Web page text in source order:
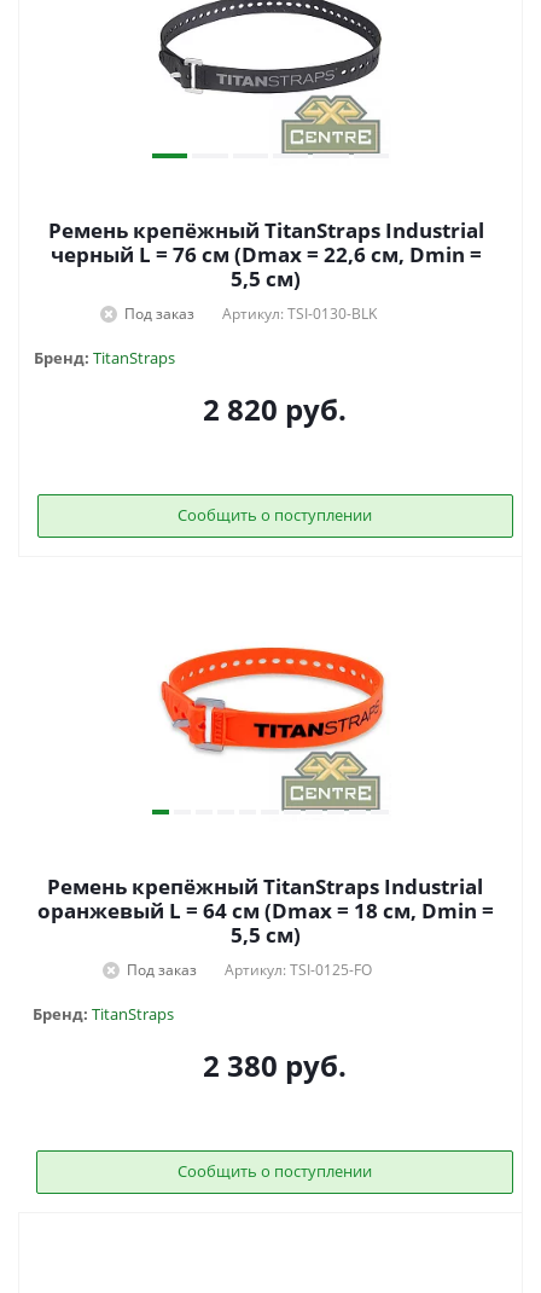
Ремень крепёжный TitanStraps Industrial
черный L = 76 см (Dmax = 22,6 см, Dmin =
5,5 см)
Под заказ Артикул: TSI-0130-BLK
Бренд: TitanStraps
2 820 руб.
Сообщить о поступлении
Ремень крепёжный TitanStraps Industrial
оранжевый L = 64 см (Dmax = 18 см, Dmin =
5,5 см)
Под заказ Артикул: TSI-0125-FO
Бренд: TitanStraps
2 380 руб.
Сообщить о поступлении